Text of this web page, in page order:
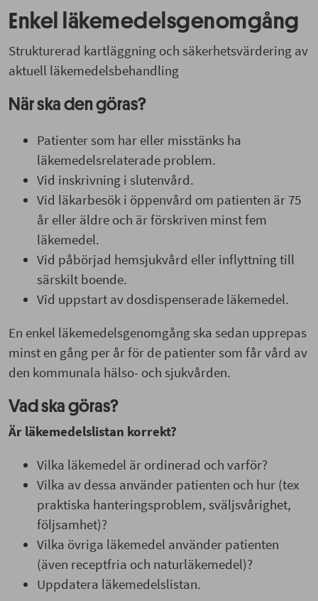
Enkel läkemedelsgenomgång
Strukturerad kartläggning och säkerhetsvärdering av
aktuell läkemedelsbehandling
När ska den göras?
Patienter som har eller misstänks ha
läkemedelsrelaterade problem.
Vid inskrivning i slutenvård.
Vid läkarbesök i öppenvård om patienten är 75
år eller äldre och är förskriven minst fem
läkemedel.
Vid påbörjad hemsjukvård eller inflyttning till
särskilt boende.
Vid uppstart av dosdispenserade läkemedel.
En enkel läkemedelsgenomgång ska sedan upprepas
minst en gång per år för de patienter som får vård av
den kommunala hälso- och sjukvården.
Vad ska göras?
Är läkemedelslistan korrekt?
Vilka läkemedel är ordinerad och varför?
Vilka av dessa använder patienten och hur (tex
praktiska hanteringsproblem, sväljsvårighet,
följsamhet)?
Vilka övriga läkemedel använder patienten
(även receptfria och naturläkemedel)?
Uppdatera läkemedelslistan.